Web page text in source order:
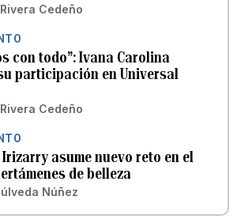
Cedeño
con todo”: Ivana Carolina
participación en Universal
Cedeño
asume nuevo reto en el
de belleza
Núñez